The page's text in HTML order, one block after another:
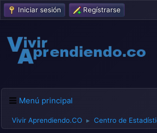
Iniciar sesión Regístrarse
Menú principal
Vivir Aprendiendo.CO ► Centro de